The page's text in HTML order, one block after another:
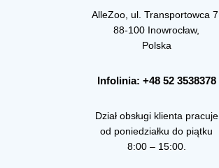
AlleZoo, ul. Transportowca 7,
88-100 Inowrocław,
Polska
Infolinia: +48 52 3538378
Dział obsługi klienta pracuje
od poniedziałku do piątku
8:00 – 15:00.